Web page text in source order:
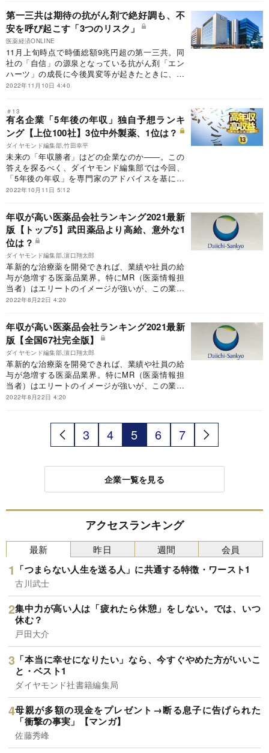
も役に立つ。銘柄コメントでは、市場が各企業の
今後をどうみているかについても触れた。
第一三共は期待の抗がん剤で絶好調も、不
安を呼び起こす「3つのリスク」
医薬経済ONLINE
11月上旬時点で時価総額9兆円超の第一三共。同
社の「自信」の源泉となっている抗がん剤「エン
ハーツ」の成長に今後異変等が起きたときに、今
と変わらぬ姿勢を取り続けられるか。実際、「好
いシグナルがここに来て、散発し出している。
2022年11月10日 4:40
＃13
有名企業「5年後の年収」独自予想ランキ
ング【上位100社】3位中外製薬、1位は？
ダイヤモンド編集部,竹田幸平
未来の「年収勝者」はどの企業なのか――。この
答えを探るべく、ダイヤモンド編集部では今回、
「5年後の年収」を専門家のアドバイスを基に初
試算。第1弾では、5年後の予想年収が直近より増
2022年10月11日 5:12
年収が高い医薬品会社ランキング2021最新
版【トップ5】武田薬品より高給、意外な1
位は？
ダイヤモンド編集部,濵口翔太郎
革新的な治療薬を開発できれば、業績や社員の給
与が急増する医薬品業界。特にMR（医薬情報担
当者）はエリートのイメージが強いが、この業界
は希望退職者の募集も多く、人材流動性が高いの
特効薬の開発状況に注目が集まる中、競争が激し
い医薬品業界の「年収」はどうなっているのか。
2022年8月22日 4:20
年収が高い医薬品会社ランキング2021最新
版【全国67社完全版】
ダイヤモンド編集部,濵口翔太郎
革新的な治療薬を開発できれば、業績や社員の給
与が急増する医薬品業界。特にMR（医薬情報担
当者）はエリートのイメージが強いが、この業界
は希望退職者の募集も多く、人材流動性が高いの
い医薬品業界の「年収」はどうなっているのか。
2022年8月22日 4:20
3 4 5 6 7
企業一覧を見る
アクセスランキング
最新
「つまらない人生を送る人」に共通する特徴・ワースト1
古川武士
集中力が高い人は「疲れたら休憩」をしない。では、いつ
休む？
戸田大介
「本当に幸せになりたい」なら、今すぐやめた方がいいこ
と・ベスト1
ダイヤモンド社書籍編集局
母親が多額の現金をプレゼント→断る息子に告げられた
「衝撃の事実」【マンガ】
佐藤秀峰
昨日 週間 会員